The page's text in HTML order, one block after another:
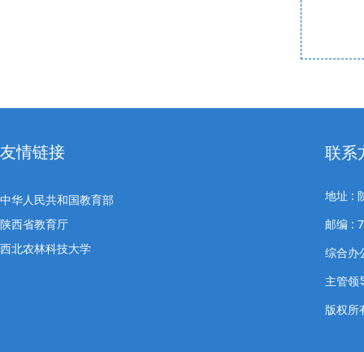
友情链接
中华人民共和国教育部
陕西省教育厅
西北农林科技大学
联系
地址 :
邮编 :
综合办
主管
版权